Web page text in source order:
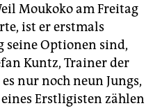
Moukoko am Freitag
ist er erstmals
seine Optionen sind,
Kuntz, Trainer der
es nur noch neun Jungs,
Erstligisten zählen